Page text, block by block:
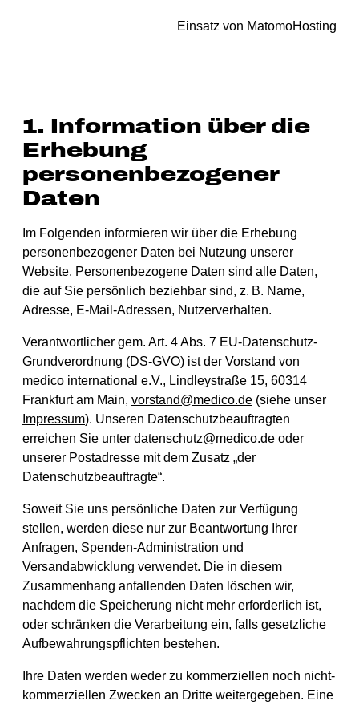
Einsatz von MatomoHosting
1. Information über die
Erhebung
personenbezogener
Daten
Im Folgenden informieren wir über die Erhebung
personenbezogener Daten bei Nutzung unserer
Website. Personenbezogene Daten sind alle Daten,
die auf Sie persönlich beziehbar sind, z. B. Name,
Adresse, E-Mail-Adressen, Nutzerverhalten.
Verantwortlicher gem. Art. 4 Abs. 7 EU-Datenschutz-
Grundverordnung (DS-GVO) ist der Vorstand von
medico international e.V., Lindleystraße 15, 60314
Frankfurt am Main, vorstand@medico.de (siehe unser
Impressum). Unseren Datenschutzbeauftragten
erreichen Sie unter datenschutz@medico.de oder
unserer Postadresse mit dem Zusatz „der
Datenschutzbeauftragte“.
Soweit Sie uns persönliche Daten zur Verfügung
stellen, werden diese nur zur Beantwortung Ihrer
Anfragen, Spenden-Administration und
Versandabwicklung verwendet. Die in diesem
Zusammenhang anfallenden Daten löschen wir,
nachdem die Speicherung nicht mehr erforderlich ist,
oder schränken die Verarbeitung ein, falls gesetzliche
Aufbewahrungspflichten bestehen.
Ihre Daten werden weder zu kommerziellen noch nicht-
kommerziellen Zwecken an Dritte weitergegeben. Eine